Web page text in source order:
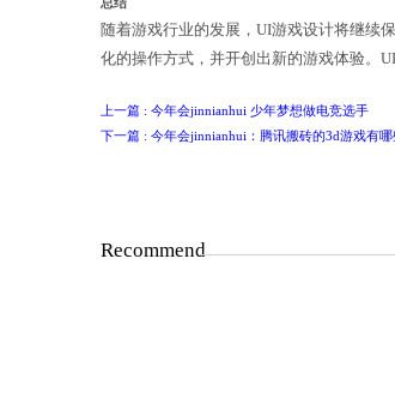
3. 虚拟现实（VR）和增
虚拟现实（VR）和增强
如，在VR游戏中，玩家